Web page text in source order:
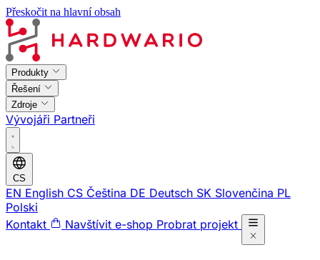
Přeskočit na hlavní obsah
Produkty
Řešení
Zdroje
Vývojáři Partneři
CS
EN English CS Čeština DE Deutsch SK Slovenčina PL
Polski
Kontakt
Navštívit e-shop Probrat projekt